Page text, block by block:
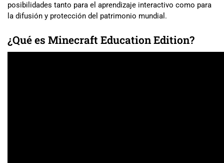
posibilidades tanto para el aprendizaje interactivo como para
la difusión y protección del patrimonio mundial.
¿Qué es Minecraft Education Edition?